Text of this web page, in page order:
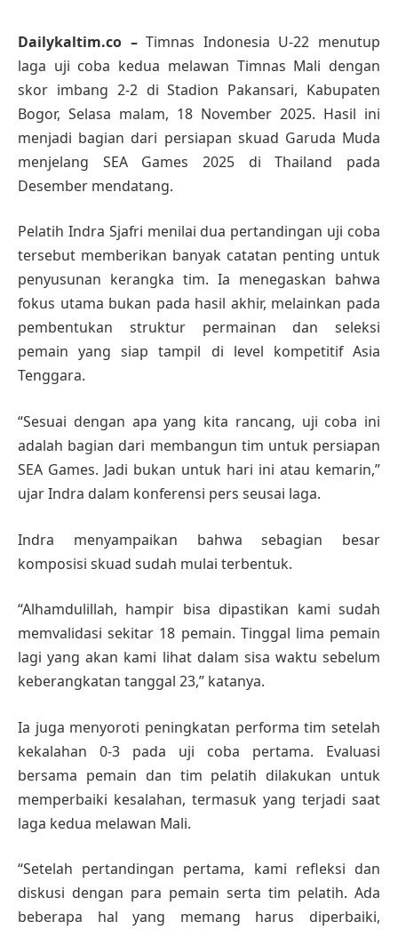
Dailykaltim.co –Timnas Indonesia U-22 menutup
laga uji coba kedua melawan Timnas Mali dengan
skor imbang 2-2 di Stadion Pakansari, Kabupaten
Bogor, Selasa malam, 18 November 2025. Hasil ini
menjadi bagian dari persiapan skuad Garuda Muda
menjelang SEA Games 2025 di Thailand pada
Desember mendatang.
Pelatih Indra Sjafri menilai dua pertandingan uji coba
tersebut memberikan banyak catatan penting untuk
penyusunan kerangka tim. Ia menegaskan bahwa
fokus utama bukan pada hasil akhir, melainkan pada
pembentukan struktur permainan dan seleksi
pemain yang siap tampil di level kompetitif Asia
Tenggara.
“Sesuai dengan apa yang kita rancang, uji coba ini
adalah bagian dari membangun tim untuk persiapan
SEA Games. Jadi bukan untuk hari ini atau kemarin,”
ujar Indra dalam konferensi pers seusai laga.
Indra menyampaikan bahwa sebagian besar
komposisi skuad sudah mulai terbentuk.
“Alhamdulillah, hampir bisa dipastikan kami sudah
memvalidasi sekitar 18 pemain. Tinggal lima pemain
lagi yang akan kami lihat dalam sisa waktu sebelum
keberangkatan tanggal 23,” katanya.
Ia juga menyoroti peningkatan performa tim setelah
kekalahan 0-3 pada uji coba pertama. Evaluasi
bersama pemain dan tim pelatih dilakukan untuk
memperbaiki kesalahan, termasuk yang terjadi saat
laga kedua melawan Mali.
“Setelah pertandingan pertama, kami refleksi dan
diskusi dengan para pemain serta tim pelatih. Ada
beberapa hal yang memang harus diperbaiki,